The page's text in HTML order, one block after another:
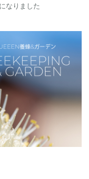
なりました